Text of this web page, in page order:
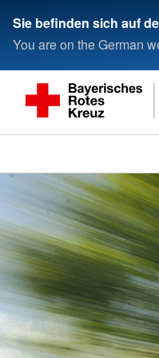
Sie befinden sich auf
You are on the German